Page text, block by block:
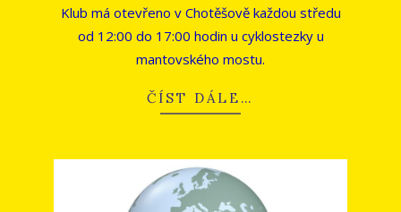
Klub má otevřeno v Chotěšově každou středu
od 12:00 do 17:00 hodin u cyklostezky u
mantovského mostu.
ČÍST DÁLE…